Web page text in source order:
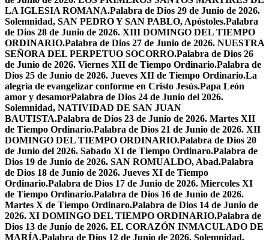
LA IGLESIA ROMANA.Palabra de Dios 29 de Junio de 2026.
Solemnidad, SAN PEDRO Y SAN PABLO, Apóstoles.Palabra
de Dios 28 de Junio de 2026. XIII DOMINGO DEL TIEMPO
ORDINARIO.Palabra de Dios 27 de Junio de 2026. NUESTRA
SEÑORA DEL PERPETUO SOCORRO.Palabra de Dios 26
de Junio de 2026. Viernes XII de Tiempo Ordinario.Palabra de
Dios 25 de Junio de 2026. Jueves XII de Tiempo Ordinario.La
alegría de evangelizar conforme en Cristo Jesús.Papa León
amor y desamorPalabra de Dios 24 de Junio del 2026.
Solemnidad, NATIVIDAD DE SAN JUAN
BAUTISTA.Palabra de Dios 23 de Junio de 2026. Martes XII
de Tiempo Ordinario.Palabra de Dios 21 de Junio de 2026. XII
DOMINGO DEL TIEMPO ORDINARIO.Palabra de Dios 20
de Junio del 2026. Sabado XI de Tiempo Ordinaro.Palabra de
Dios 19 de Junio de 2026. SAN ROMUALDO, Abad.Palabra
de Dios 18 de Junio de 2026. Jueves XI de Tiempo
Ordinario.Palabra de Dios 17 de Junio de 2026. Miercoles XI
de Tiempo Ordinario.Palabra de Dios 16 de Junio de 2026.
Martes X de Tiempo Ordinaro.Palabra de Dios 14 de Junio de
2026. XI DOMINGO DEL TIEMPO ORDINARIO.Palabra de
Dios 13 de Junio de 2026. EL CORAZÓN INMACULADO DE
MARÍA.Palabra de Dios 12 de Junio de 2026. Solemnidad,